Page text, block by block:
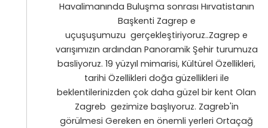
Havalimanında Buluşma sonrası Hırvatistanın
Başkenti Zagrep e
uçuşuşumuzu gerçekleştiriyoruz..Zagrep e
varışımızın ardından Panoramik Şehir turumuza
basliyoruz. 19 yüzyıl mimarisi, Kültürel Özellikleri,
tarihi Özellikleri doğa güzellikleri ile
beklentilerinizden çok daha güzel bir kent Olan
Zagreb gezimize başlıyoruz. Zagreb'in
görülmesi Gereken en önemli yerleri Ortaçağ